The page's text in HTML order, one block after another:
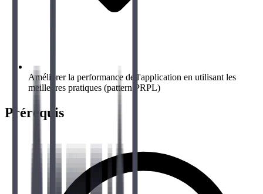
Améliorer la performance de l'application en utilisant les
meilleures pratiques (pattern PRPL)
Prérequis